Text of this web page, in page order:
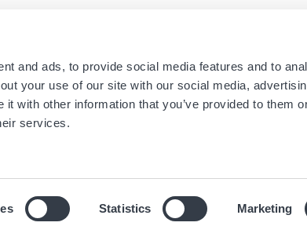
and ads, to provide social media features and to
your use of our site with our social media,
with other information that you’ve provided to them
services.
Statistics Marketing
Navigation
principale
Home
Marchi
Menu
footer
Newsletter dei negozi
Informazioni Legali